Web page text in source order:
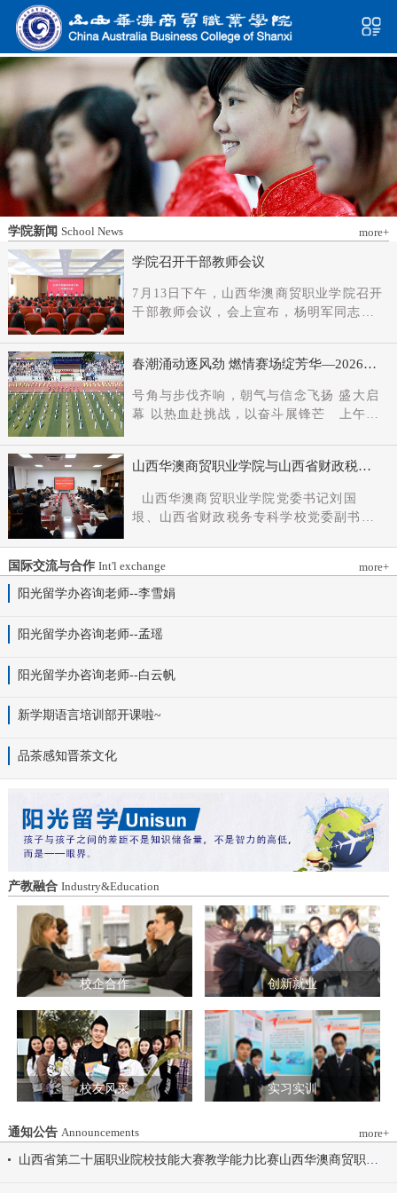
学院新闻 School News more+
学院召开干部教师会议
7月13日下午，山西华澳商贸职业学院召开
干部教师会议，会上宣布，杨明军同志任
记、督导专员职务。省委教育工委主持日
常工作的副书记（正厅长级），省教育厅
党组成员、副厅长王军出席会议并讲话。
新任党委书记杨明军同志、理事长刘耀国
分别作表态发言，刘国垠同志主持会议。
省委组织部干部六处、省委教育工委组织
领导班子成员、中层干部及教师代表参加
会议。
春潮涌动逐风劲 燃情赛场绽芳华—2026年
号角与步伐齐响，朝气与信念飞扬 盛大启
幕 以热血赴挑战，以奋斗展锋芒 上午9
扬，国旗护卫队整齐着装、身姿挺拔、精
神抖擞，护送五星红旗庄严入场，鲜红的
旗帜在春日暖阳下熠熠生辉，彰显着华澳
学子赤诚的家国情怀与昂扬的精神风貌。
紧随其后，校旗方阵、彩旗方阵依次行
进，彩旗猎猎映晴空，灵动的步伐与明媚
景。全场师生肃立，升国旗、奏唱国歌。
冉冉升起，全体师生行注目礼，目光坚
时代华章。 学院院长白峰致开幕词，
动会是学院践行“健康第一”教育理念、推
动会为契机，涵养健康体魄、锤炼坚韧意
志，将赛场上的拼搏精神、协作意识转化
为学习工作的强大动力，凝心聚力、笃行
不怠，共同书写华澳学院高质量发展的崭
新篇章。 本届开幕式以“逐梦 健康 奋进
感恩”为脉络，献上四场精彩展演。 健康
同行，雅韵律动 优雅交谊舞翩跹起舞，
舞步轻盈、配合默契，在旋转与迈步间绽
放自信从容的青春风采。 感恩于心，团
结奋进 歌舞表演温暖有力，音符与舞步
传递同心同行的信念，凝聚团结力量，共
赴赛场追梦之旅。 学院党委书记刘国垠
宣布山西华澳商贸职业学院2026年春季田
径运动会正式开始！
山西华澳商贸职业学院与山西省财政税务
建和思想政治工作结对共建协议
山西华澳商贸职业学院党委书记刘国
垠、山西省财政税务专科学校党委副书记
院长白峰主持。签约仪式现场气氛庄重而
热烈。 山西省财政税务专科学校党委副
本情况以及党建和思政工作方面的做法进
工作向“有效覆盖”“全面提质”提出几点建
议：一要筑牢组织根基。以党建标准化、
组织生活联过等方式，筑牢学校事业发展
源共享机制，共同开发实践教学基地，打
造特色育人载体。三要强化队伍建设。通
过挂职帮带、专题培训、观摩交流等形
式，培育政治强、业务精、作风正的党务
和思政工作队伍。四要推动深度融合。把
结对共建融入专业建设、科研创新、人才
培养、社会服务全过程，让党建引领下的
校际合作，既赋能民办高校规范发展，也
助力公办高校拓展育人维度。 在共同见
证下，三方校领导签署了《党建和思想政
治工作结对共建协议书》。 此次签约不
仅为党建和思想政治工作搭建起常态化、
制度化的交流平台，更为三方在更广领
域、更深层次的合作奠定了坚实基础。相
关责任部门将主动对接、深化交流，推动
共建内容落地见效，共同谱写公办民办高
校协同发展的新篇章。
国际交流与合作 Int'l exchange
more+
阳光留学办咨询老师--李雪娟
阳光留学办咨询老师--孟瑶
阳光留学办咨询老师--白云帆
新学期语言培训部开课啦~
品茶感知晋茶文化
产教融合 Industry&Education
校企合作 创新就业
校友风采 实习实训
通知公告 Announcements
more+
山西省第二十届职业院校技能大赛教学能力比赛山西华澳商贸职业学院参赛团队信息公示